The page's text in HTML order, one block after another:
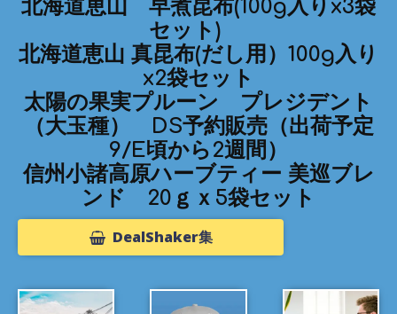
北海道恵山 早煮昆布(100g入りx3袋
セット)
北海道恵山 真昆布(だし用）100g入り
x2袋セット
太陽の果実プルーン プレジデント
（大玉種） DS予約販売（出荷予定
9/E頃から2週間）
信州小諸高原ハーブティー 美巡ブレ
ンド 20ｇｘ5袋セット
DealShaker集